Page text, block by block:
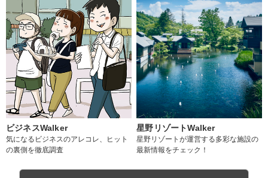
ビジネスWalker
気になるビジネスのアレコレ、ヒット
の裏側を徹底調査
星野リゾートWalker
星野リゾートが運営する多彩な施設の
最新情報をチェック！